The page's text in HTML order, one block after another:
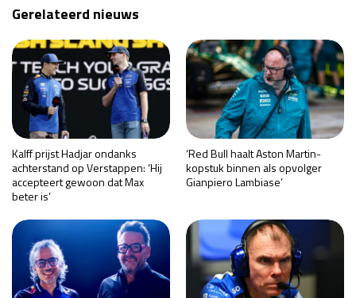
Gerelateerd nieuws
Kalff prijst Hadjar ondanks
achterstand op Verstappen: ‘Hij
accepteert gewoon dat Max
beter is’
‘Red Bull haalt Aston Martin-
kopstuk binnen als opvolger
Gianpiero Lambiase’